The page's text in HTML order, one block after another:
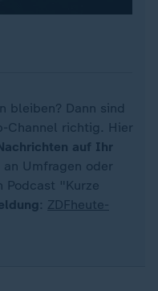
bleiben? Dann sind
Channel richtig. Hier
auf Ihr
Umfragen oder
Podcast "Kurze
: ZDFheute-